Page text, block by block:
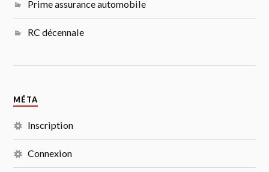
Prime assurance automobile
RC décennale
MÉTA
Inscription
Connexion